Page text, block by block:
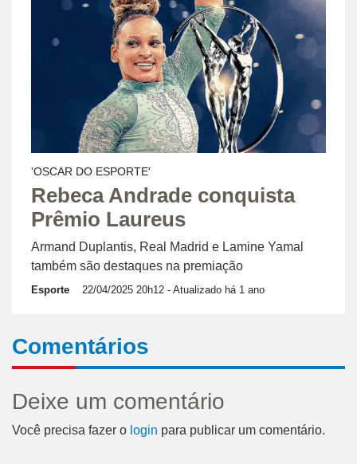
'OSCAR DO ESPORTE'
Rebeca Andrade conquista
Prêmio Laureus
Armand Duplantis, Real Madrid e Lamine Yamal
também são destaques na premiação
Esporte 22/04/2025 20h12 - Atualizado há 1 ano
Comentários
Deixe um comentário
Você precisa fazer o login para publicar um comentário.